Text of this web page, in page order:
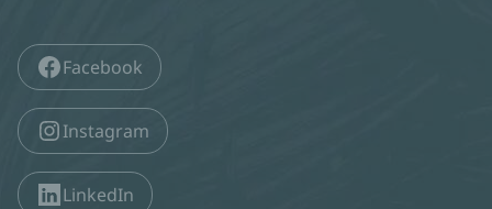
Facebook
Instagram
LinkedIn